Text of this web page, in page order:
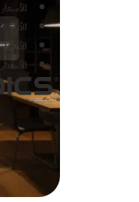
الأسعار
الأسعار
الأسعار
الأسعار